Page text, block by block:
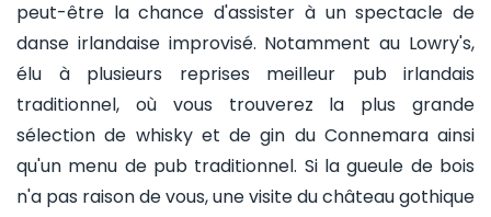
peut-être la chance d'assister à un spectacle de
danse irlandaise improvisé. Notamment au Lowry's,
élu à plusieurs reprises meilleur pub irlandais
traditionnel, où vous trouverez la plus grande
sélection de whisky et de gin du Connemara ainsi
qu'un menu de pub traditionnel. Si la gueule de bois
n'a pas raison de vous, une visite du château gothique